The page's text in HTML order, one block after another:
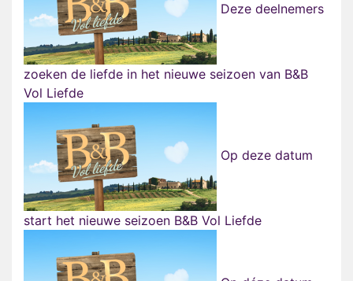
Deze deelnemers
zoeken de liefde in het nieuwe seizoen van B&B
Vol Liefde
Op deze datum
start het nieuwe seizoen B&B Vol Liefde